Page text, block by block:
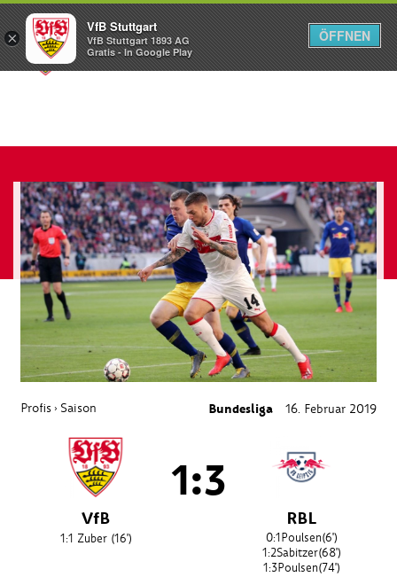
Menü
Profis › Saison Bundesliga 16. Februar 2019
VfB
1:1 Zuber(16')
1:3
RBL
0:1Poulsen(6')
1:2Sabitzer(68')
1:3Poulsen(74')
×
VfB Stuttgart
VfB Stuttgart 1893 AG
Gratis - In Google Play
ÖFFNEN